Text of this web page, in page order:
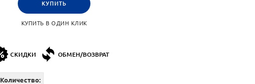
КУПИТЬ
КУПИТЬ В ОДИН КЛИК
СКИДКИ ОБМЕН/ВОЗВРАТ
Количество: